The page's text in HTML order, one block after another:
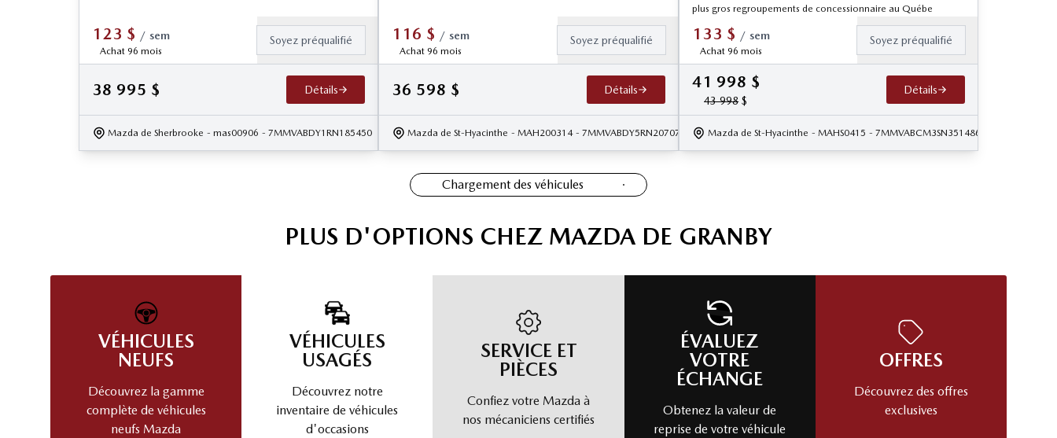
123 $ / sem
Achat 96 mois
Soyez préqualifié
38 995 $ Détails
Mazda de Sherbrooke - mas00906 - 7MMVABDY1RN185450
116 $ / sem
Achat 96 mois
Soyez préqualifié
36 598 $ Détails
Mazda de St-Hyacinthe - MAH200314 - 7MMVABDY5RN207076
plus gros regroupements de concessionnaire au Québe
133 $ / sem
Achat 96 mois
Soyez préqualifié
41 998 $
43 998$
Détails
Mazda de St-Hyacinthe - MAHS0415 - 7MMVABCM3SN351486
Chargement des véhicules
PLUS D'OPTIONS CHEZ MAZDA DE GRANBY
VÉHICULES
NEUFS
Découvrez la gamme
complète de véhicules
neufs Mazda
VÉHICULES
USAGÉS
Découvrez notre
inventaire de véhicules
d'occasions
SERVICE ET
PIÈCES
Confiez votre Mazda à
nos mécaniciens certifiés
ÉVALUEZ
VOTRE
ÉCHANGE
Obtenez la valeur de
reprise de votre véhicule
OFFRES
Découvrez des offres
exclusives